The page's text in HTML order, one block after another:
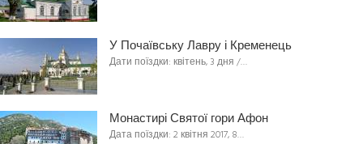
У Почаївську Лавру і Кременець
Дати поїздки: квітень, 3 дня /…
Монастирі Святої гори Афон
Дата поїздки: 2 квітня 2017, 8…